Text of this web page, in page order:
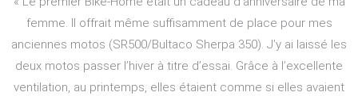
femme. Il offrait même suffisamment de place pour mes
anciennes motos (SR500/Bultaco Sherpa 350). J’y ai laissé les
deux motos passer l’hiver à titre d’essai. Grâce à l’excellente
ventilation, au printemps, elles étaient comme si elles avaient